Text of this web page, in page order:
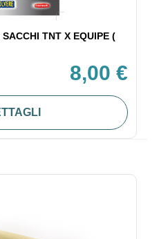
TNT X EQUIPE (
8,00 €